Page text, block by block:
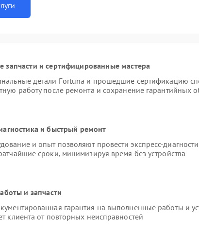
запчасти и сертифицированные мастера
детали Fortuna и прошедшие сертификацию
работу после ремонта и сохранение гарантийных
и быстрый ремонт
и опыт позволяют провести экспресс-
сроки, минимизируя время без устройства
и запчасти
гарантия на выполненные работы и
клиента от повторных неисправностей